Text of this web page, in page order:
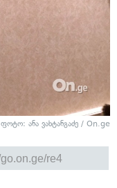
ფოტო: ანა ვახტანგაძე / On.ge